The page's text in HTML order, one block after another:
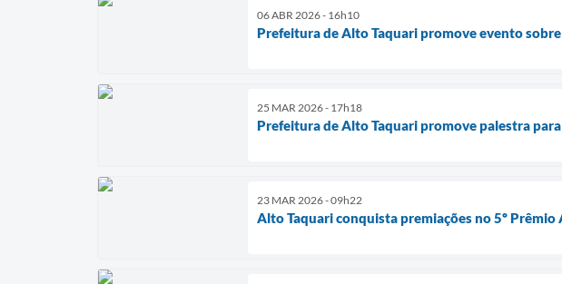
06 ABR 2026 - 16h10
Prefeitura de Alto Taquari promove evento
25 MAR 2026 - 17h18
Prefeitura de Alto Taquari promove palestra
23 MAR 2026 - 09h22
Alto Taquari conquista premiações no 5º Prêmio